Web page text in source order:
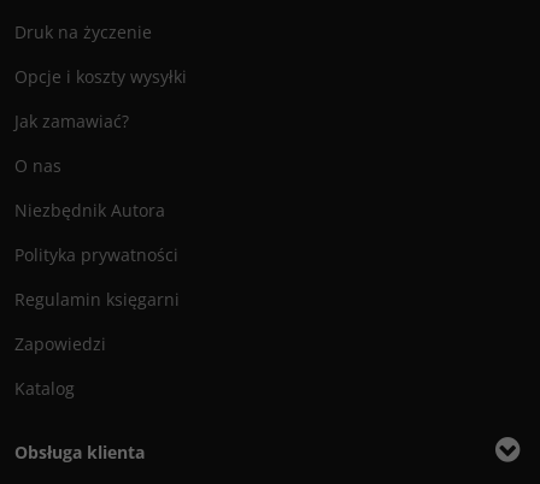
Druk na życzenie
Opcje i koszty wysyłki
Jak zamawiać?
O nas
Niezbędnik Autora
Polityka prywatności
Regulamin księgarni
Zapowiedzi
Katalog
Obsługa klienta